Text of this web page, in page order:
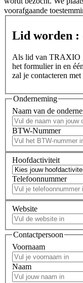
voorafgaande
Lid worden
Als lid van TRAXIO
het formulier in en
zal je contacteren
Onderneming
Naam van de
BTW-Nummer
Hoofdactiviteit
Telefoonnummer
Website
Contactpersoon
Voornaam
Naam